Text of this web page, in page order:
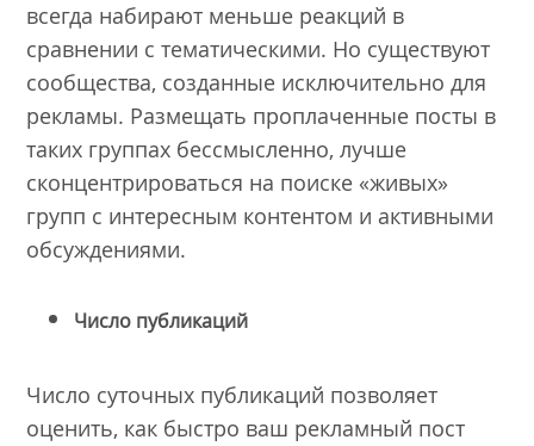
всегда набирают меньше реакций в
сравнении с тематическими. Но существуют
сообщества, созданные исключительно для
рекламы. Размещать проплаченные посты в
таких группах бессмысленно, лучше
сконцентрироваться на поиске «живых»
групп с интересным контентом и активными
обсуждениями.
Число публикаций
Число суточных публикаций позволяет
оценить, как быстро ваш рекламный пост